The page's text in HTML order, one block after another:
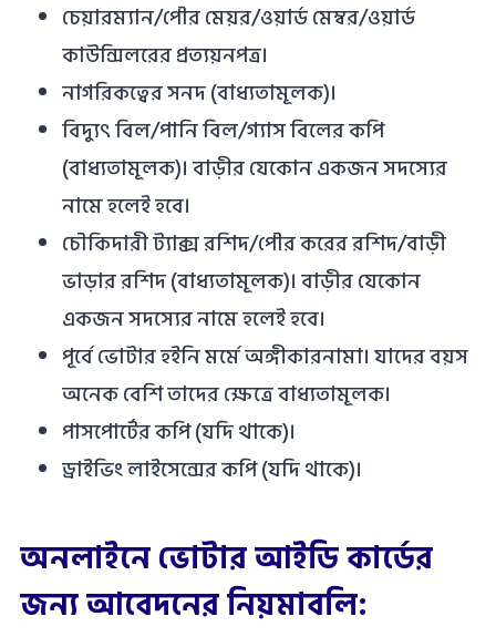
চেয়ারম্যান/পৌর মেয়র/ওয়ার্ড মেম্বর/ওয়ার্ড
কাউন্সিলরের প্রত্যয়নপত্র।
নাগরিকত্বের সনদ (বাধ্যতামূলক)।
বিদ্যুৎ বিল/পানি বিল/গ্যাস বিলের কপি
(বাধ্যতামূলক)। বাড়ীর যেকোন একজন সদস্যের
নামে হলেই হবে।
চৌকিদারী ট্যাক্স রশিদ/পৌর করের রশিদ/বাড়ী
ভাড়ার রশিদ (বাধ্যতামূলক)। বাড়ীর যেকোন
একজন সদস্যের নামে হলেই হবে।
পূর্বে ভোটার হইনি মর্মে অঙ্গীকারনামা। যাদের বয়স
অনেক বেশি তাদের ক্ষেত্রে বাধ্যতামূলক।
পাসপোর্টের কপি (যদি থাকে)।
ড্রাইভিং লাইসেন্সের কপি (যদি থাকে)।
অনলাইনে ভোটার আইডি কার্ডের
জন্য আবেদনের নিয়মাবলি: